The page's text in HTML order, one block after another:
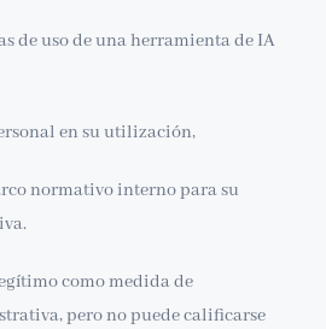
de uso de una herramienta de IA
en su utilización,
normativo interno para su
como medida de
pero no puede calificarse